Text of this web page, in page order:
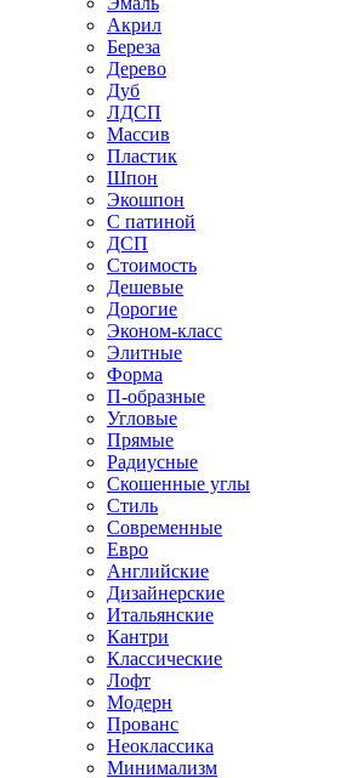
Акрил
Береза
Дерево
Дуб
ЛДСП
Массив
Пластик
Шпон
Экошпон
С патиной
ДСП
Стоимость
Дешевые
Дорогие
Эконом-класс
Элитные
Форма
П-образные
Угловые
Прямые
Радиусные
Скошенные углы
Стиль
Современные
Евро
Английские
Дизайнерские
Итальянские
Кантри
Классические
Лофт
Модерн
Прованс
Неоклассика
Минимализм